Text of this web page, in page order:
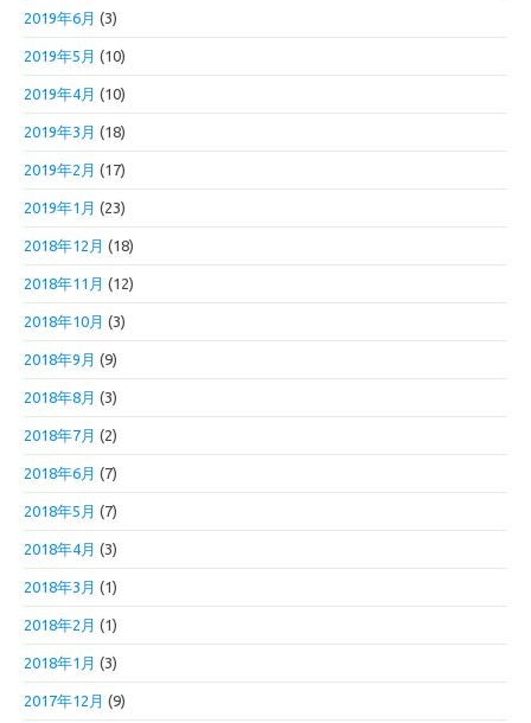
2019年6月 (3)
2019年5月 (10)
2019年4月 (10)
2019年3月 (18)
2019年2月 (17)
2019年1月 (23)
2018年12月 (18)
2018年11月 (12)
2018年10月 (3)
2018年9月 (9)
2018年8月 (3)
2018年7月 (2)
2018年6月 (7)
2018年5月 (7)
2018年4月 (3)
2018年3月 (1)
2018年2月 (1)
2018年1月 (3)
2017年12月 (9)